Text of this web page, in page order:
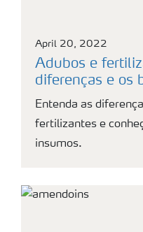
April 20, 2022
Adubos e
diferenças e os
Entenda as
fertilizantes e
insumos.